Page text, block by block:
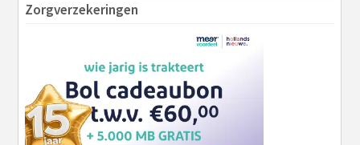
Zorgverzekeringen